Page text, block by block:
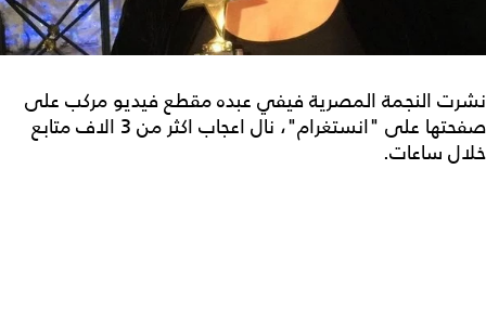
نشرت النجمة المصرية فيفي عبده مقطع فيديو مركب على
صفحتها على "انستغرام"، نال اعجاب اكثر من 3 الاف متابع
خلال ساعات.